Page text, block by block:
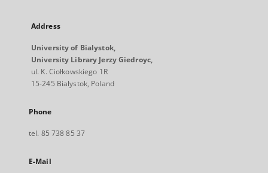
Address
University of Bialystok,
University Library Jerzy Giedroyc,
ul. K. Ciołkowskiego 1R
15-245 Bialystok, Poland
Phone
tel. 85 738 85 37
E-Mail